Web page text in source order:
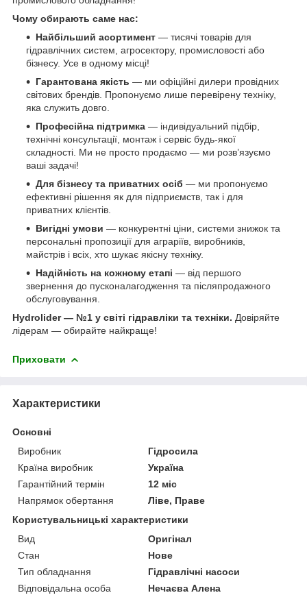
Чому обирають саме нас:
Найбільший асортимент — тисячі товарів для
гідравлічних систем, агросектору, промисловості або
бізнесу. Усе в одному місці!
Гарантована якість — ми офіційні дилери провідних
світових брендів. Пропонуємо лише перевірену техніку,
яка служить довго.
Професійна підтримка — індивідуальний підбір,
технічні консультації, монтаж і сервіс будь-якої
складності. Ми не просто продаємо — ми розв’язуємо
ваші задачі!
Для бізнесу та приватних осіб — ми пропонуємо
ефективні рішення як для підприємств, так і для
приватних клієнтів.
Вигідні умови — конкурентні ціни, системи знижок та
персональні пропозиції для аграріїв, виробників,
майстрів і всіх, хто шукає якісну техніку.
Надійність на кожному етапі — від першого
звернення до пусконалагодження та післяпродажного
обслуговування.
Hydrolider — №1 у світі гідравліки та техніки. Довіряйте
лідерам — обирайте найкраще!
Приховати
Характеристики
Основні
Виробник
Гідросила
Країна виробник
Україна
Гарантійний термін
12 міс
Напрямок обертання
Ліве, Праве
Користувальницькі характеристики
Вид
Оригінал
Стан
Нове
Тип обладнання
Гідравлічні насоси
Відповідальна особа
Нечаєва Алена